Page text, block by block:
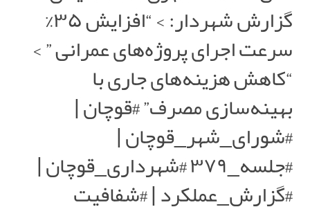
گزارش شهردار: > “افزایش ۳۵%
سرعت اجرای پروژه‌های عمرانی ” >
“کاهش هزینه‌های جاری با
بهینه‌سازی مصرف” #قوچان |
#شورای_شهر_قوچان |
#جلسه_۳۷۹ #شهرداری_قوچان |
#گزارش_عملکرد | #شفافیت